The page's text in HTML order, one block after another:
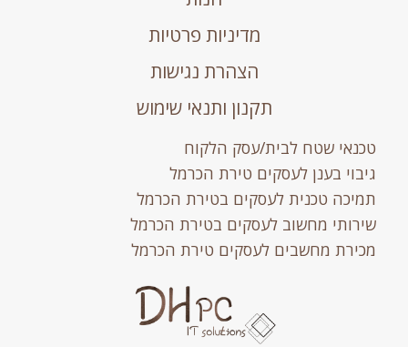
מדיניות פרטיות
הצהרת נגישות
תקנון ותנאי שימוש
שטח לבית/עסק הלקוח
בענן לעסקים טירת הכרמל
טכנית לעסקים בטירת הכרמל
מחשוב לעסקים בטירת הכרמל
מחשבים לעסקים טירת הכרמל